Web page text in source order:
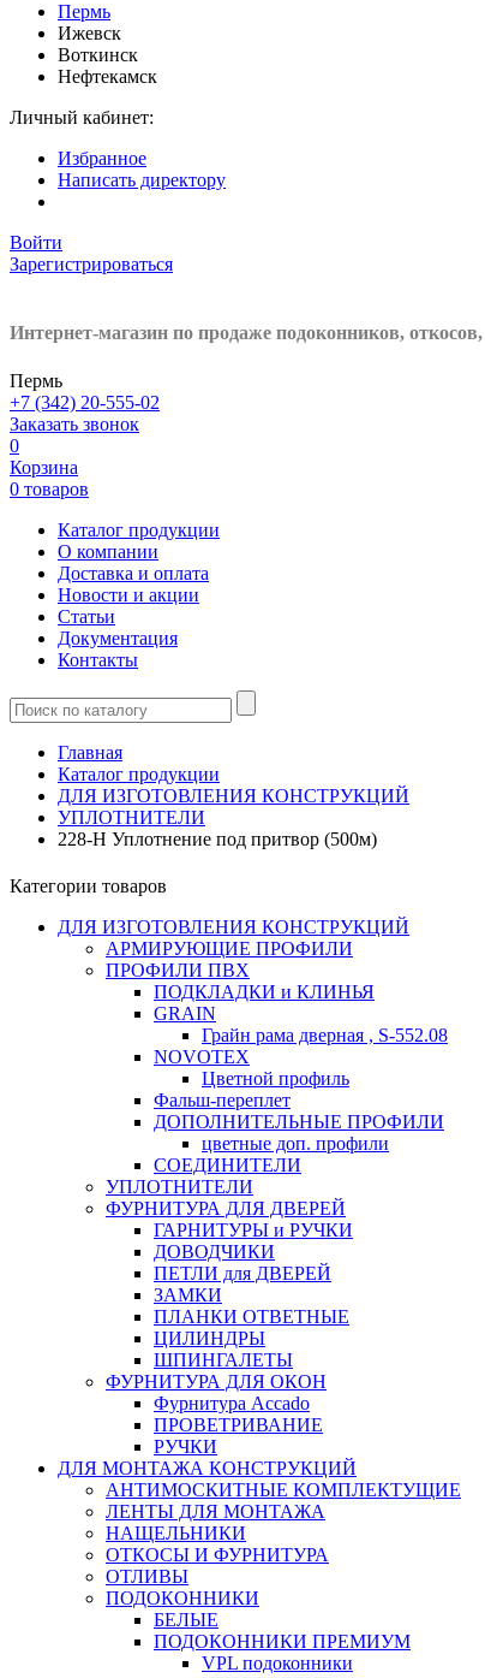
Пермь
Ижевск
Воткинск
Нефтекамск
Личный кабинет:
Избранное
Написать директору
Войти
Зарегистрироваться
Интернет-магазин по продаже подоконников,
Пермь
+7 (342) 20-555-02
Заказать звонок
0
Корзина
0 товаров
Каталог продукции
О компании
Доставка и оплата
Новости и акции
Статьи
Документация
Контакты
Главная
Каталог продукции
ДЛЯ ИЗГОТОВЛЕНИЯ КОНСТРУКЦИЙ
УПЛОТНИТЕЛИ
228-Н Уплотнение под притвор (500м)
Категории товаров
ДЛЯ ИЗГОТОВЛЕНИЯ КОНСТРУКЦИЙ
АРМИРУЮЩИЕ ПРОФИЛИ
ПРОФИЛИ ПВХ
ПОДКЛАДКИ и КЛИНЬЯ
GRAIN
Грайн рама дверная , S-552.08
NOVOTEX
Цветной профиль
Фальш-переплет
ДОПОЛНИТЕЛЬНЫЕ ПРОФИЛИ
цветные доп. профили
СОЕДИНИТЕЛИ
УПЛОТНИТЕЛИ
ФУРНИТУРА ДЛЯ ДВЕРЕЙ
ГАРНИТУРЫ и РУЧКИ
ДОВОДЧИКИ
ПЕТЛИ для ДВЕРЕЙ
ЗАМКИ
ПЛАНКИ ОТВЕТНЫЕ
ЦИЛИНДРЫ
ШПИНГАЛЕТЫ
ФУРНИТУРА ДЛЯ ОКОН
Фурнитура Accado
ПРОВЕТРИВАНИЕ
РУЧКИ
ДЛЯ МОНТАЖА КОНСТРУКЦИЙ
АНТИМОСКИТНЫЕ КОМПЛЕКТУЩИЕ
ЛЕНТЫ ДЛЯ МОНТАЖА
НАЩЕЛЬНИКИ
ОТКОСЫ И ФУРНИТУРА
ОТЛИВЫ
ПОДОКОННИКИ
БЕЛЫЕ
ПОДОКОННИКИ ПРЕМИУМ
VPL подоконники